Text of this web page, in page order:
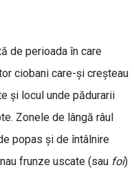
de perioada în care
ciobani care-și creșteau
și locul unde pădurarii
Zonele de lângă râul
popas și de întâlnire
frunze uscate (sau foi)